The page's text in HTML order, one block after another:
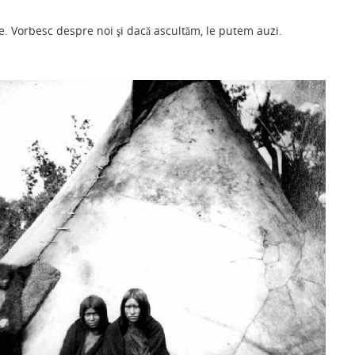
ar despre noi şi dacă ascultăm, le putem auzi.